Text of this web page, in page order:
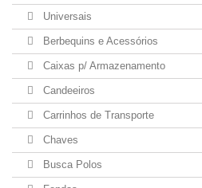
Universais
Berbequins e Acessórios
Caixas p/ Armazenamento
Candeeiros
Carrinhos de Transporte
Chaves
Busca Polos